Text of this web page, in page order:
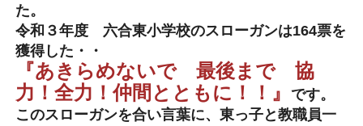
た。
令和３年度 六合東小学校のスローガンは164票を
獲得した・・
『あきらめないで 最後まで 協
力！全力！仲間とともに！！』
です。
このスローガンを合い言葉に、東っ子と教職員一